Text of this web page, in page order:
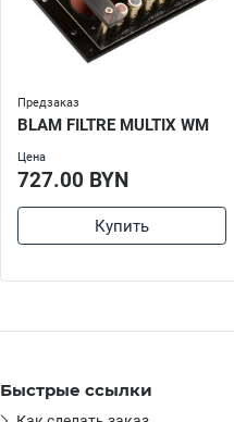
Предзаказ
BLAM FILTRE MULTIX WM
Цена
727.00 BYN
Купить
Быстрые ссылки